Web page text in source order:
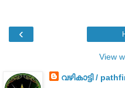
‹
View
വഴികാട്ടി /